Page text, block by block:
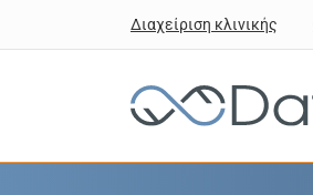
Διαχείριση κλινικής